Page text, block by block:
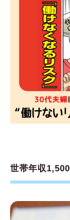
世帯年収